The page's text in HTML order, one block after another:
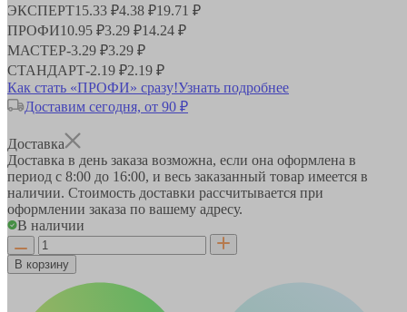
ЭКСПЕРТ15.33 ₽4.38 ₽19.71 ₽
ПРОФИ10.95 ₽3.29 ₽14.24 ₽
МАСТЕР-3.29 ₽3.29 ₽
СТАНДАРТ-2.19 ₽2.19 ₽
Как стать «ПРОФИ» сразу!Узнать подробнее
Доставим сегодня, от 90 ₽
Доставка
Доставка в день заказа возможна, если она оформлена в
период с 8:00 до 16:00, и весь заказанный товар имеется в
наличии. Стоимость доставки рассчитывается при
оформлении заказа по вашему адресу.
В наличии
В корзину